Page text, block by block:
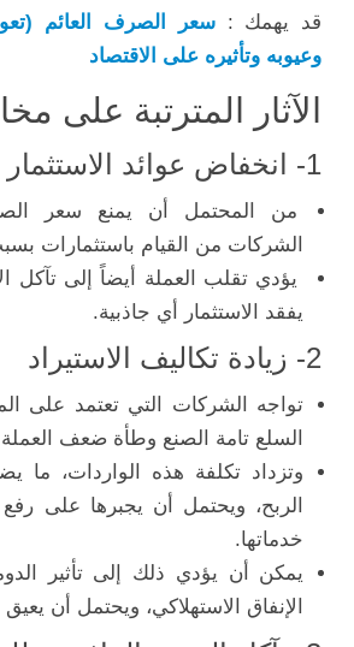
قد يهمك :سعر الصرف العائم
وعيوبه وتأثيره على الاقتصاد
الآثار المترتبة على
1- انخفاض عوائد الاستثمار
من المحتمل أن يمنع سعر
الشركات من القيام باستثمارات
يؤدي تقلب العملة أيضاً إلى تآكل
يفقد الاستثمار أي جاذبية.
2- زيادة تكاليف الاستيراد
تواجه الشركات التي تعتمد على
السلع تامة الصنع وطأة ضعف العملة
وتزداد تكلفة هذه الواردات،
الربح، ويحتمل أن يجبرها على رفع
خدماتها.
يمكن أن يؤدي ذلك إلى تأثير
الإنفاق الاستهلاكي، ويحتمل أن